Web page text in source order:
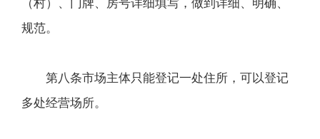
（村）、门牌、房号详细填写，做到详细、明确、
规范。
第八条市场主体只能登记一处住所，可以登记
多处经营场所。